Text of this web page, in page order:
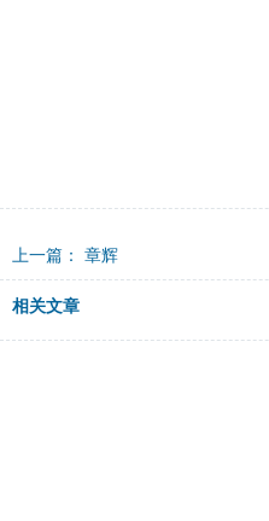
上一篇： 章辉
相关文章